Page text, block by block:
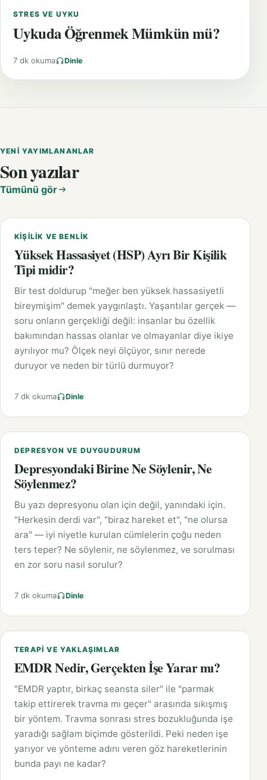
STRES VE UYKU
Uykuda Öğrenmek Mümkün mü?
7 dk okuma Dinle
YENI YAYIMLANANLAR
Son yazılar
Tümünü gör
KIŞILIK VE BENLIK
Yüksek Hassasiyet (HSP) Ayrı Bir Kişilik
Tipi midir?
Bir test doldurup "meğer ben yüksek hassasiyetli
bireymişim" demek yaygınlaştı. Yaşantılar gerçek —
soru onların gerçekliği değil: insanlar bu özellik
bakımından hassas olanlar ve olmayanlar diye ikiye
ayrılıyor mu? Ölçek neyi ölçüyor, sınır nerede
duruyor ve neden bir türlü durmuyor?
7 dk okuma Dinle
DEPRESYON VE DUYGUDURUM
Depresyondaki Birine Ne Söylenir, Ne
Söylenmez?
Bu yazı depresyonu olan için değil, yanındaki için.
"Herkesin derdi var", "biraz hareket et", "ne olursa
ara" — iyi niyetle kurulan cümlelerin çoğu neden
ters teper? Ne söylenir, ne söylenmez, ve sorulması
en zor soru nasıl sorulur?
7 dk okuma Dinle
TERAPI VE YAKLAŞIMLAR
EMDR Nedir, Gerçekten İşe Yarar mı?
"EMDR yaptır, birkaç seansta siler" ile "parmak
takip ettirerek travma mı geçer" arasında sıkışmış
bir yöntem. Travma sonrası stres bozukluğunda işe
yaradığı sağlam biçimde gösterildi. Peki neden işe
yarıyor ve yönteme adını veren göz hareketlerinin
bunda payı ne kadar?